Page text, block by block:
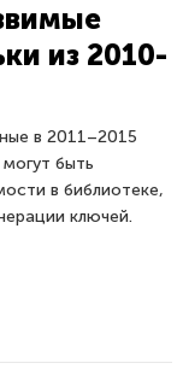
из 2010-
в 2011–2015
быть
в библиотеке,
ключей.